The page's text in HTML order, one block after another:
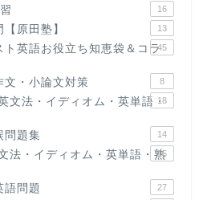
16
原田塾】 13
ト英語お役立ち知恵袋＆コラ45
文・小論文対策 8
文法・イディオム・英単語・
18
問題集 14
法・イディオム・英単語・熟
15
語問題 27